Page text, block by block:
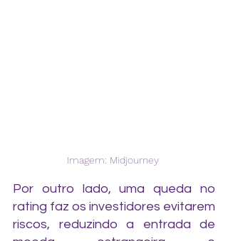
Imagem: Midjourney
Por outro lado, uma queda no
rating faz os investidores evitarem
riscos, reduzindo a entrada de